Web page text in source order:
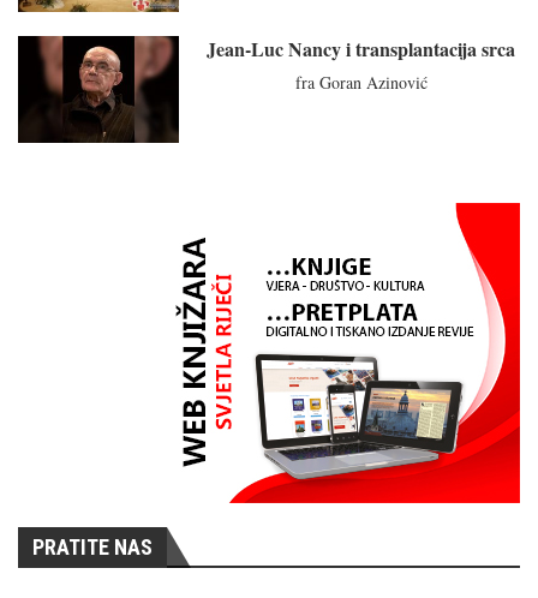
Jean-Luc Nancy i transplantacija srca
fra Goran Azinović
PRATITE NAS